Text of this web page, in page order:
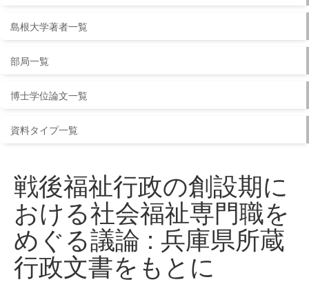
島根大学著者一覧
部局一覧
博士学位論文一覧
資料タイプ一覧
戦後福祉行政の創設期に
おける社会福祉専門職を
めぐる議論 : 兵庫県所蔵
行政文書をもとに